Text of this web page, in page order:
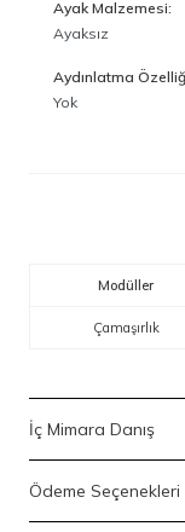
Ayak Malzemesi:
Ayaksız
Aydınlatma
Yok
Modüller
Çamaşırlık
İç Mimara Danış
Ödeme Seçenekleri